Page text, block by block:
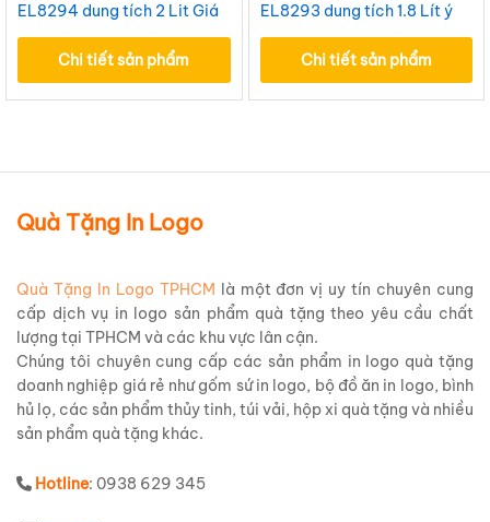
EL8294 dung tích 2 Lit Giá
Rẻ BGNQBV185
Chi tiết sản phẩm
EL8293 dung tích 1.8 Lít ý
nghĩa BGNQBV184
Chi tiết sản phẩm
Quà Tặng In Logo
Quà Tặng In Logo TPHCM là một đơn vị uy tín chuyên cung
cấp dịch vụ in logo sản phẩm quà tặng theo yêu cầu chất
lượng tại TPHCM và các khu vực lân cận.
Chúng tôi chuyên cung cấp các sản phẩm in logo quà tặng
doanh nghiệp giá rẻ như gốm sứ in logo, bộ đồ ăn in logo, bình
hủ lọ, các sản phẩm thủy tinh, túi vải, hộp xi quà tặng và nhiều
sản phẩm quà tặng khác.
Hotline: 0938 629 345